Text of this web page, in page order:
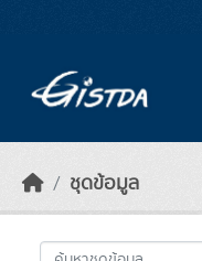
ชุดข้อมูล